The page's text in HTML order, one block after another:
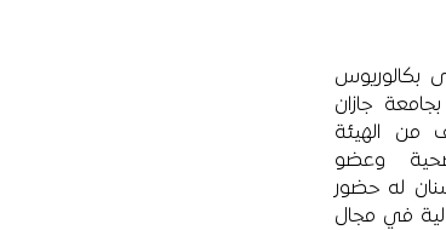
بكالوريوس
جازان
الهيئة
وعضو
له حضور
في مجال